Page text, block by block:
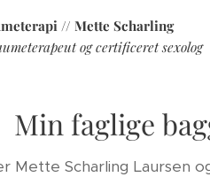
// Mette Scharling
og certificeret sexolog
Min faglige
Mette Scharling Laursen